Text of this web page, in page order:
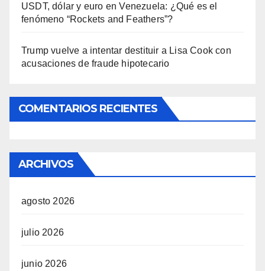
USDT, dólar y euro en Venezuela: ¿Qué es el
fenómeno “Rockets and Feathers”?
Trump vuelve a intentar destituir a Lisa Cook con
acusaciones de fraude hipotecario
COMENTARIOS RECIENTES
ARCHIVOS
agosto 2026
julio 2026
junio 2026